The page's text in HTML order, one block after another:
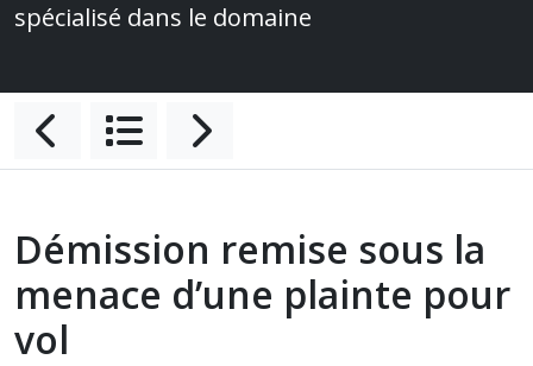
spécialisé dans le domaine
Démission remise sous la
menace d’une plainte pour
vol